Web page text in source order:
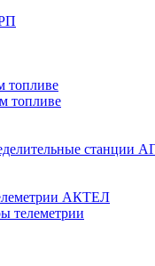
топливе
топливе
станции
АКТЕЛ
телеметрии